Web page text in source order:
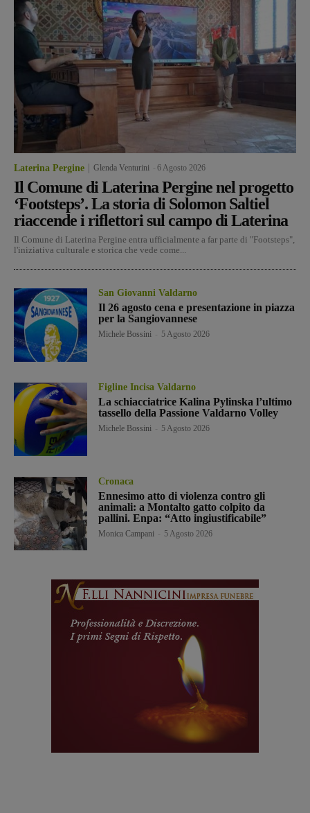
Laterina Pergine Glenda Venturini 6 Agosto 2026
Il Comune di Laterina Pergine nel progetto
‘Footsteps’. La storia di Solomon Saltiel
riaccende i riflettori sul campo di Laterina
Il Comune di Laterina Pergine entra ufficialmente a far parte di "Footsteps",
l'iniziativa culturale e storica che vede come...
San Giovanni Valdarno
Il 26 agosto cena e presentazione in piazza
per la Sangiovannese
Michele Bossini 5 Agosto 2026
Figline Incisa Valdarno
La schiacciatrice Kalina Pylinska l’ultimo
tassello della Passione Valdarno Volley
Michele Bossini 5 Agosto 2026
Cronaca
Ennesimo atto di violenza contro gli
animali: a Montalto gatto colpito da
pallini. Enpa: “Atto ingiustificabile”
Monica Campani 5 Agosto 2026